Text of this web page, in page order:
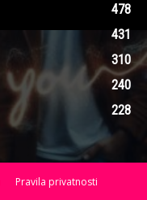
478
431
310
240
228
Pravila privatnosti